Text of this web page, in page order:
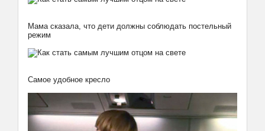
Мама сказала, что дети должны соблюдать постельный
режим
Самое удобное кресло